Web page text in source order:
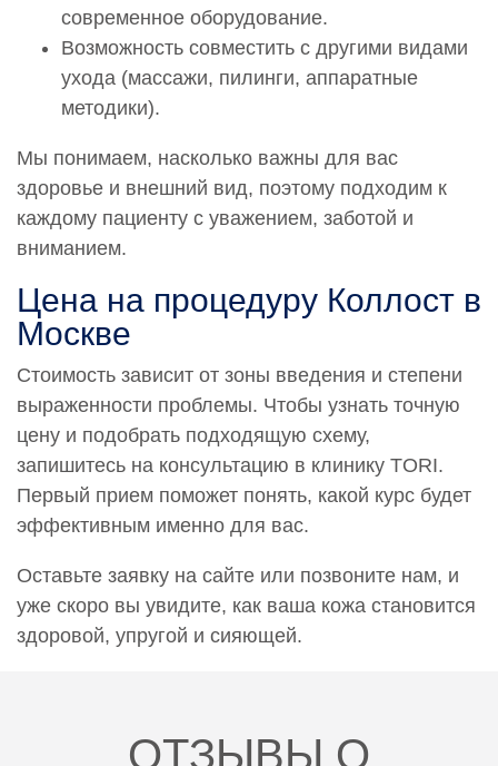
современное оборудование.
Возможность совместить с другими видами
ухода (массажи, пилинги, аппаратные
методики).
Мы понимаем, насколько важны для вас
здоровье и внешний вид, поэтому подходим к
каждому пациенту с уважением, заботой и
вниманием.
Цена на процедуру Коллост в
Москве
Стоимость зависит от зоны введения и степени
выраженности проблемы. Чтобы узнать точную
цену и подобрать подходящую схему,
запишитесь на консультацию в клинику TORI.
Первый прием поможет понять, какой курс будет
эффективным именно для вас.
Оставьте заявку на сайте или позвоните нам, и
уже скоро вы увидите, как ваша кожа становится
здоровой, упругой и сияющей.
ОТЗЫВЫ О